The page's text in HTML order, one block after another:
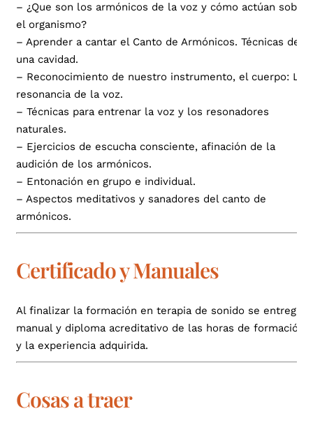
– ¿Que son los armónicos de la voz y cómo actúan sobre
el organismo?
– Aprender a cantar el Canto de Armónicos. Técnicas de
una cavidad.
– Reconocimiento de nuestro instrumento, el cuerpo: La
resonancia de la voz.
– Técnicas para entrenar la voz y los resonadores
naturales.
– Ejercicios de escucha consciente, afinación de la
audición de los armónicos.
– Entonación en grupo e individual.
– Aspectos meditativos y sanadores del canto de
armónicos.
Certificado y Manuales
Al finalizar la formación en terapia de sonido se entrega
manual y diploma acreditativo de las horas de formación
y la experiencia adquirida.
Cosas a traer